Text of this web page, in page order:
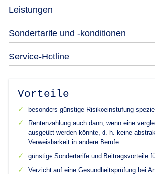
Leistungen
Sondertarife und -konditionen
Service-Hotline
Vorteile
besonders günstige Risikoeinstufung
Rentenzahlung auch dann, wenn eine
ausgeübt werden könnte, d. h. keine
Verweisbarkeit in andere Berufe
günstige Sondertarife und Beitragsvorteile
Verzicht auf eine Gesundheitsprüfung bei